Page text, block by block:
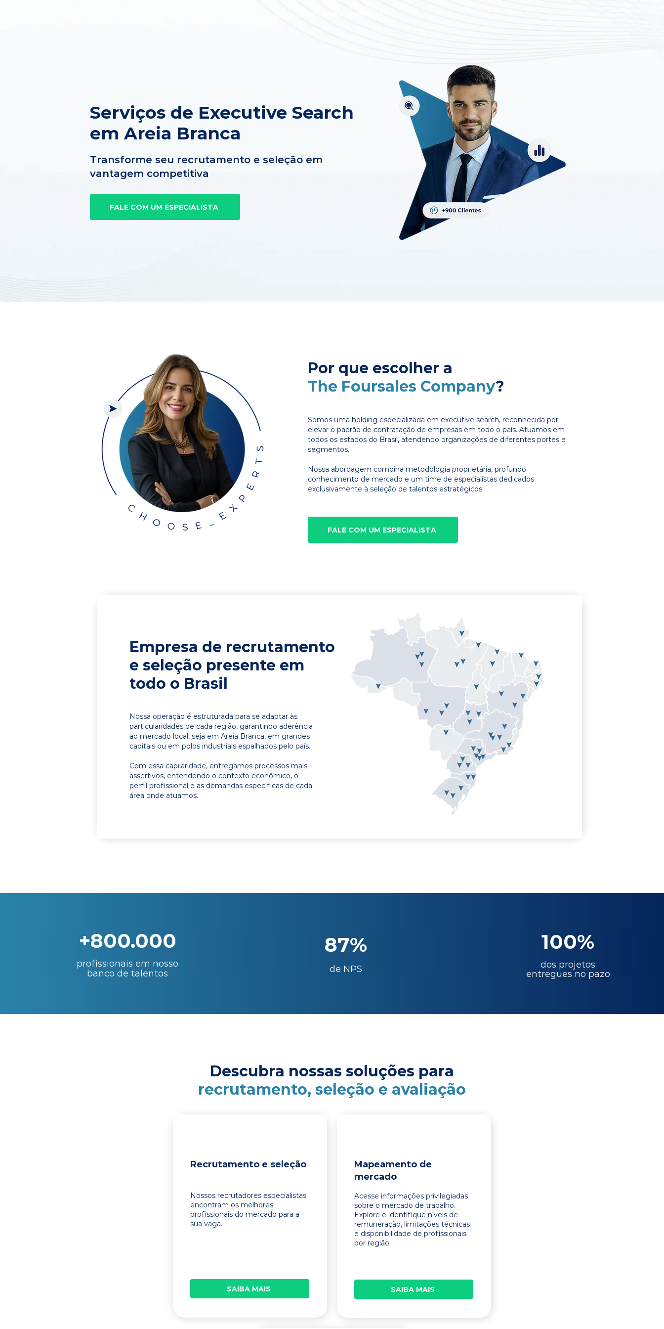
Serviços de Executive Search
em Areia Branca
Transforme seu recrutamento e seleção em
vantagem competitiva
FALE COM UM ESPECIALISTA
Por que escolher a
The Foursales Company?
Somos uma holding especializada em executive search, reconhecida por
elevar o padrão de contratação de empresas em todo o país. Atuamos em
todos os estados do Brasil, atendendo organizações de diferentes portes e
segmentos.
Nossa abordagem combina metodologia proprietária, profundo
conhecimento de mercado e um time de especialistas dedicados
exclusivamente à seleção de talentos estratégicos.
FALE COM UM ESPECIALISTA
Empresa de recrutamento
e seleção presente em
todo o Brasil
Nossa operação é estruturada para se adaptar às
particularidades de cada região, garantindo aderência
ao mercado local, seja em Areia Branca, em grandes
capitais ou em polos industriais espalhados pelo país.
Com essa capilaridade, entregamos processos mais
assertivos, entendendo o contexto econômico, o
perfil profissional e as demandas específicas de cada
área onde atuamos.
+800.000
profissionais em nosso
banco de talentos
87%
de NPS
100%
dos projetos
entregues no pazo
Descubra nossas soluções para
recrutamento, seleção e avaliação
Recrutamento e seleção
Nossos recrutadores especialistas
encontram os melhores
profissionais do mercado para a
sua vaga.
SAIBA MAIS
Mapeamento de
mercado
Acesse informações privilegiadas
sobre o mercado de trabalho.
Explore e identifique níveis de
remuneração, limitações técnicas
e disponibilidade de profissionais
por região.
SAIBA MAIS